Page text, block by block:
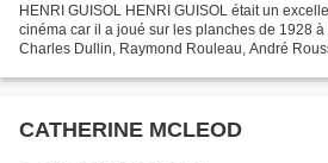
HENRI GUISOL HENRI GUISOL était un
cinéma car il a joué sur les planches de 1928
Charles Dullin, Raymond Rouleau, André
CATHERINE MCLEOD